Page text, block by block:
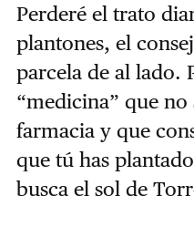
Perderé el trato
plantones, el
parcela de al lado.
“medicina” que
farmacia y que
que tú has
busca el sol de